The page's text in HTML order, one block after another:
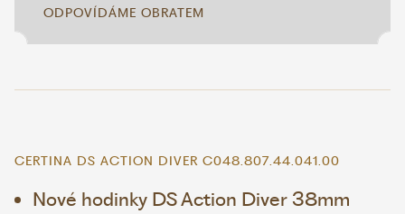
ODPOVÍDÁME OBRATEM
CERTINA DS ACTION DIVER C048.807.44.041.00
Nové hodinky DS Action Diver 38mm